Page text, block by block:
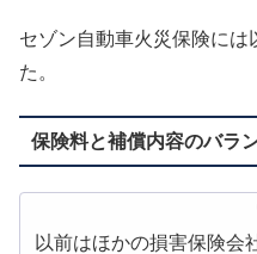
セゾン自動車火災保険には
た。
保険料と補償内容のバラ
以前はほかの損害保険会